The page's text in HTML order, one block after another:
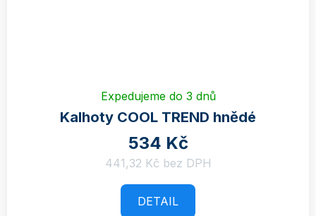
Expedujeme do 3 dnů
Kalhoty COOL TREND hnědé
534 Kč
441,32 Kč bez DPH
DETAIL